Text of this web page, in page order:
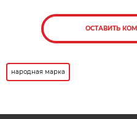
Нажмите для увеличения. Фото:
становятся
из 30 платиновых